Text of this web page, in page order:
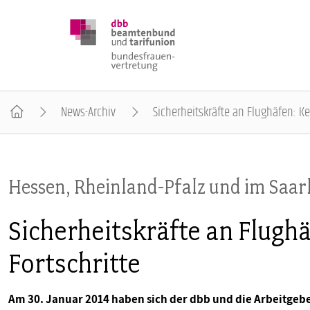
BUNDESTAGSWAHL 2025
POSITIONEN
SCHWERPUNKTTHEMEN
News-Archiv Sicherheitskräfte an Flughäfen:
Hessen, Rheinland-Pfalz und im
Sicherheitskräfte an
Fortschritte
Am 30. Januar 2014 haben sich der dbb und die